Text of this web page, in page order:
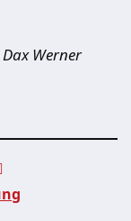
Werner